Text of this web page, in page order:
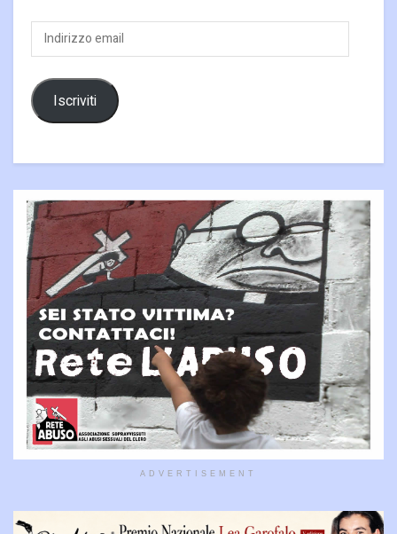
Indirizzo
email
Iscriviti
ADVERTISEMENT